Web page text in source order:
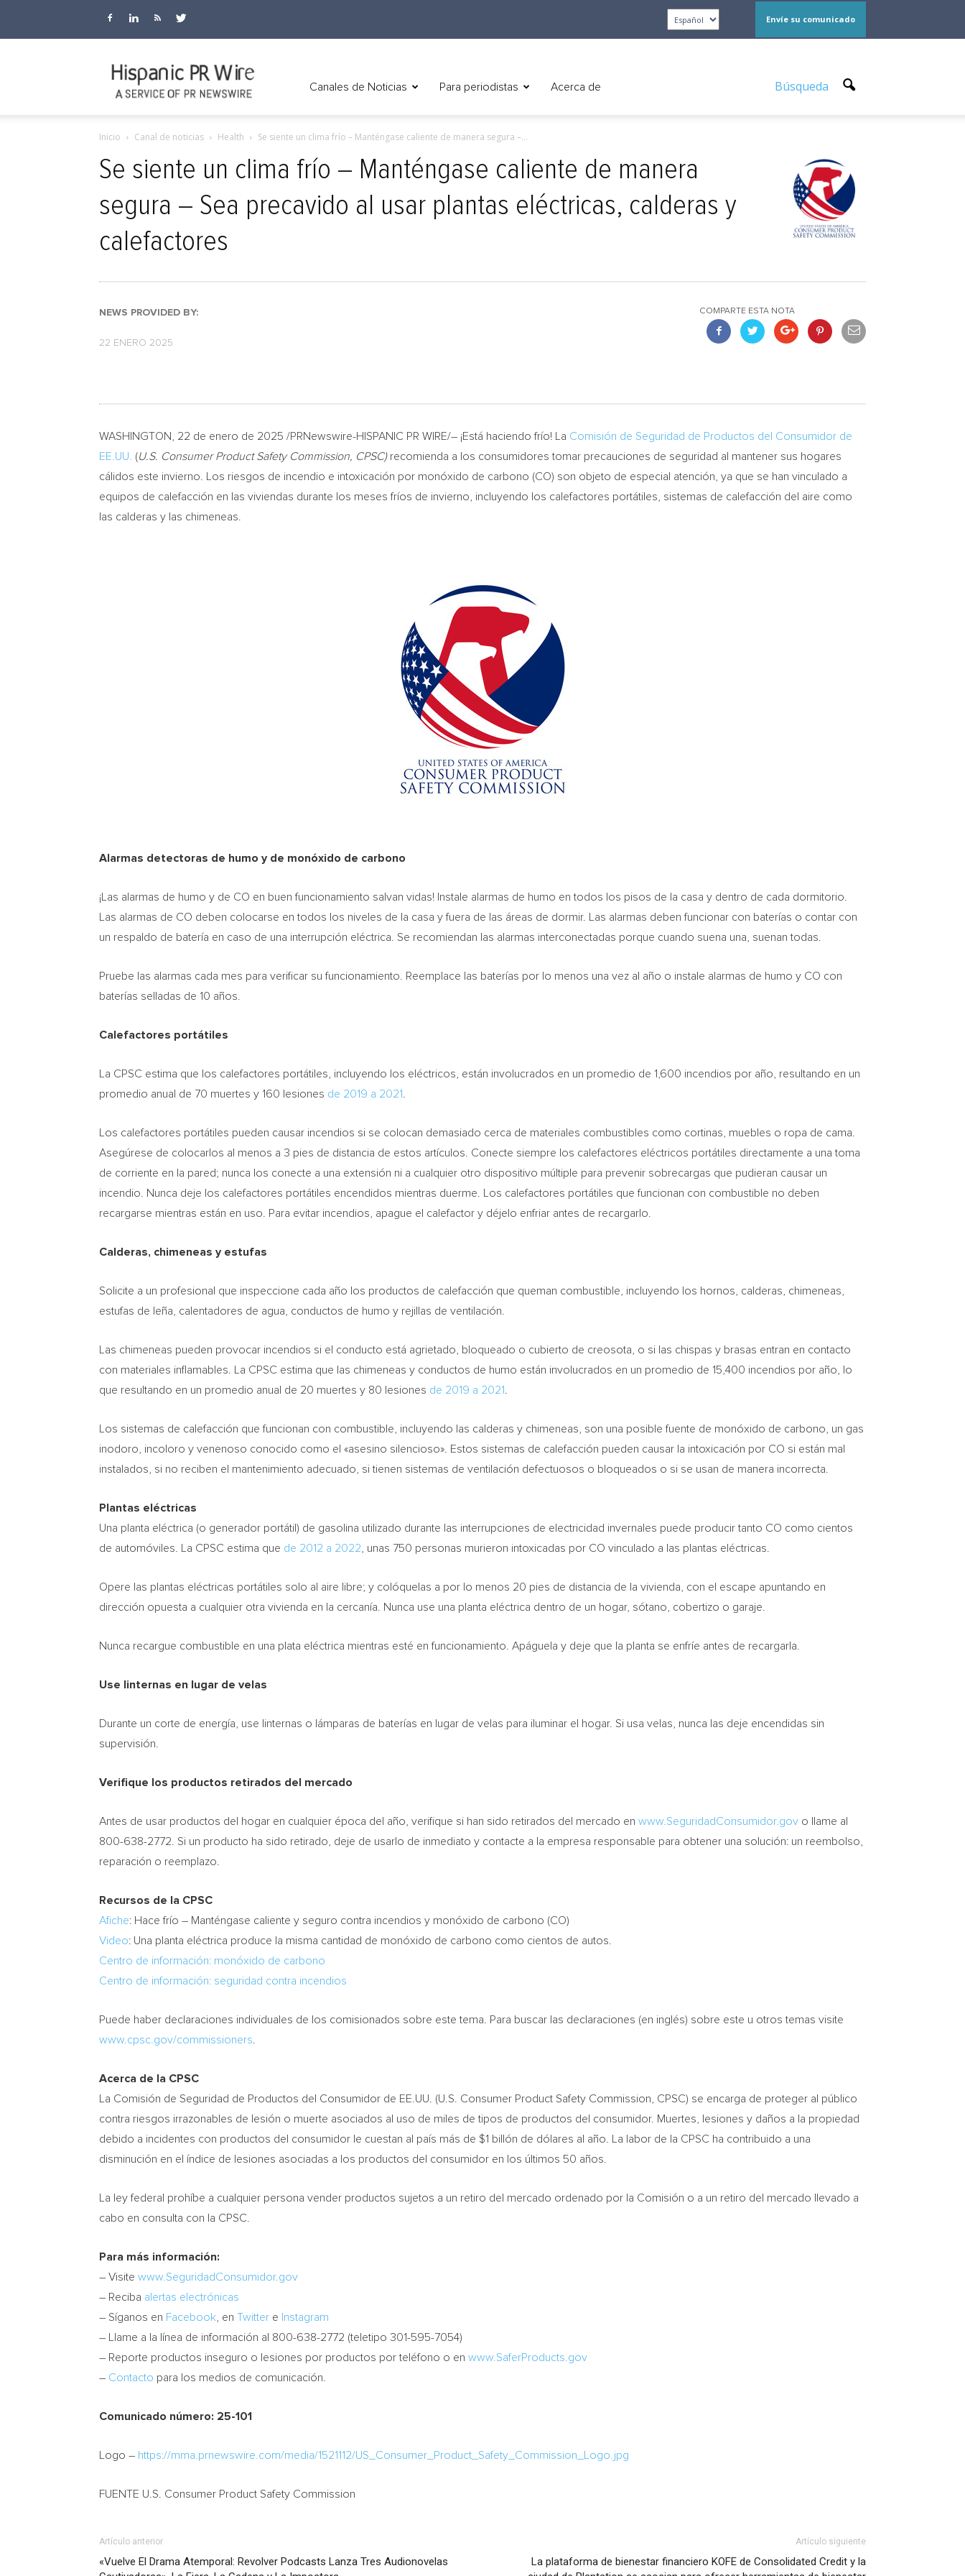
Envíe su comunicado
Canales de Noticias Para periodistas Acerca de Búsqueda
Inicio Canal de noticias Health Se siente un clima frío – Manténgase caliente de manera segura –...
Se siente un clima frío – Manténgase caliente de manera
segura – Sea precavido al usar plantas eléctricas, calderas y
calefactores
NEWS PROVIDED BY:
22 ENERO 2025
COMPARTE ESTA NOTA
WASHINGTON 22 de enero de 2025 /PRNewswire-HISPANIC PR WIRE/– ¡Está haciendo frío! La Comisión de Seguridad de Productos del Consumidor de
EE.UU.
(U.S. Consumer Product Safety Commission, CPSC) recomienda a los consumidores tomar precauciones de seguridad al mantener sus hogares
cálidos este invierno. Los riesgos de incendio e intoxicación por monóxido de carbono (CO) son objeto de especial atención, ya que se han vinculado a
equipos de calefacción en las viviendas durante los meses fríos de invierno, incluyendo los calefactores portátiles, sistemas de calefacción del aire como
las calderas y las chimeneas.
Alarmas detectoras de humo y de monóxido de carbono
¡Las alarmas de humo y de CO en buen funcionamiento salvan vidas! Instale alarmas de humo en todos los pisos de la casa y dentro de cada dormitorio.
Las alarmas de CO deben colocarse en todos los niveles de la casa y fuera de las áreas de dormir. Las alarmas deben funcionar con baterías o contar con
un respaldo de batería en caso de una interrupción eléctrica. Se recomiendan las alarmas interconectadas porque cuando suena una, suenan todas.
Pruebe las alarmas cada mes para verificar su funcionamiento. Reemplace las baterías por lo menos una vez al año o instale alarmas de humo y CO con
baterías selladas de 10 años.
Calefactores portátiles
La CPSC estima que los calefactores portátiles, incluyendo los eléctricos, están involucrados en un promedio de 1,600 incendios por año, resultando en un
promedio anual de 70 muertes y 160 lesiones de 2019 a 2021
Los calefactores portátiles pueden causar incendios si se colocan demasiado cerca de materiales combustibles como cortinas, muebles o ropa de cama.
Asegúrese de colocarlos al menos a 3 pies de distancia de estos artículos. Conecte siempre los calefactores eléctricos portátiles directamente a una toma
de corriente en la pared; nunca los conecte a una extensión ni a cualquier otro dispositivo múltiple para prevenir sobrecargas que pudieran causar un
incendio. Nunca deje los calefactores portátiles encendidos mientras duerme. Los calefactores portátiles que funcionan con combustible no deben
recargarse mientras están en uso. Para evitar incendios, apague el calefactor y déjelo enfriar antes de recargarlo.
Calderas, chimeneas y estufas
Solicite a un profesional que inspeccione cada año los productos de calefacción que queman combustible, incluyendo los hornos, calderas, chimeneas,
estufas de leña, calentadores de agua, conductos de humo y rejillas de ventilación.
Las chimeneas pueden provocar incendios si el conducto está agrietado, bloqueado o cubierto de creosota, o si las chispas y brasas entran en contacto
con materiales inflamables. La CPSC estima que las chimeneas y conductos de humo están involucrados en un promedio de 15,400 incendios por año, lo
que resultando en un promedio anual de 20 muertes y 80 lesiones de 2019 a 2021
Los sistemas de calefacción que funcionan con combustible, incluyendo las calderas y chimeneas, son una posible fuente de monóxido de carbono, un gas
inodoro, incoloro y venenoso conocido como el «asesino silencioso». Estos sistemas de calefacción pueden causar la intoxicación por CO si están mal
instalados, si no reciben el mantenimiento adecuado, si tienen sistemas de ventilación defectuosos o bloqueados o si se usan de manera incorrecta.
Plantas eléctricas
Una planta eléctrica (o generador portátil) de gasolina utilizado durante las interrupciones de electricidad invernales puede producir tanto CO como cientos
de automóviles. La CPSC estima que de 2012 a 2022 , unas 750 personas murieron intoxicadas por CO vinculado a las plantas eléctricas.
Opere las plantas eléctricas portátiles solo al aire libre; y colóquelas a por lo menos 20 pies de distancia de la vivienda, con el escape apuntando en
dirección opuesta a cualquier otra vivienda en la cercanía. Nunca use una planta eléctrica dentro de un hogar, sótano, cobertizo o garaje.
Nunca recargue combustible en una plata eléctrica mientras esté en funcionamiento. Apáguela y deje que la planta se enfríe antes de recargarla.
Use linternas en lugar de velas
Durante un corte de energía, use linternas o lámparas de baterías en lugar de velas para iluminar el hogar. Si usa velas, nunca las deje encendidas sin
supervisión.
Verifique los productos retirados del mercado
Antes de usar productos del hogar en cualquier época del año, verifique si han sido retirados del mercado en www.SeguridadConsumidor.gov o llame al
800-638-2772. Si un producto ha sido retirado, deje de usarlo de inmediato y contacte a la empresa responsable para obtener una solución: un reembolso,
reparación o reemplazo.
Recursos de la CPSC
Afiche: Hace frío – Manténgase caliente y seguro contra incendios y monóxido de carbono (CO)
Video: Una planta eléctrica produce la misma cantidad de monóxido de carbono como cientos de autos.
Centro de información: monóxido de carbono
Centro de información: seguridad contra incendios
Puede haber declaraciones individuales de los comisionados sobre este tema. Para buscar las declaraciones (en inglés) sobre este u otros temas visite
www.cpsc.gov/commissioners
Acerca de la CPSC
La Comisión de Seguridad de Productos del Consumidor de EE.UU. (U.S. Consumer Product Safety Commission, CPSC) se encarga de proteger al público
contra riesgos irrazonables de lesión o muerte asociados al uso de miles de tipos de productos del consumidor. Muertes, lesiones y daños a la propiedad
debido a incidentes con productos del consumidor le cuestan al país más de $1 billón de dólares al año. La labor de la CPSC ha contribuido a una
disminución en el índice de lesiones asociadas a los productos del consumidor en los últimos 50 años.
La ley federal prohíbe a cualquier persona vender productos sujetos a un retiro del mercado ordenado por la Comisión o a un retiro del mercado llevado a
cabo en consulta con la CPSC.
Para más información:
– Visite www.SeguridadConsumidor.gov
– Reciba alertas electrónicas
– Síganos en Facebook , en Twitter e Instagram
– Llame a la línea de información al 800-638-2772 (teletipo 301-595-7054)
– Reporte productos inseguro o lesiones por productos por teléfono o en www.SaferProducts.gov
– Contacto para los medios de comunicación.
Comunicado número: 25-101
Logo – https://mma.prnewswire.com/media/1521112/US_Consumer_Product_Safety_Commission_Logo.jpg
FUENTE U.S. Consumer Product Safety Commission
Artículo anterior
«Vuelve El Drama Atemporal: Revolver Podcasts Lanza Tres Audionovelas
Artículo siguiente
La plataforma de bienestar financiero KOFE de Consolidated Credit y la